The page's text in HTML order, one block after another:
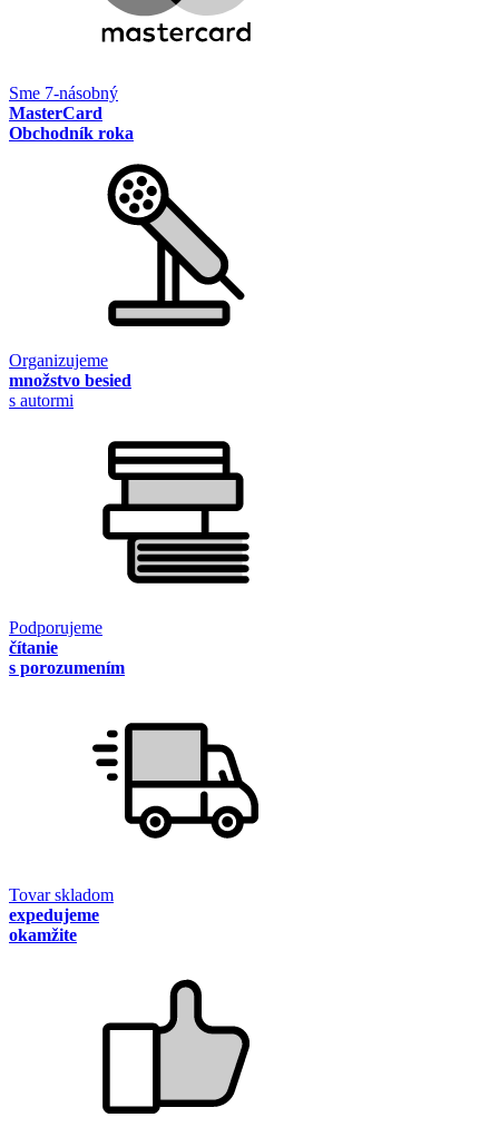
Sme 7-násobný
MasterCard
Obchodník roka
Organizujeme
množstvo besied
s autormi
Podporujeme
čítanie
s porozumením
Tovar skladom
expedujeme
okamžite